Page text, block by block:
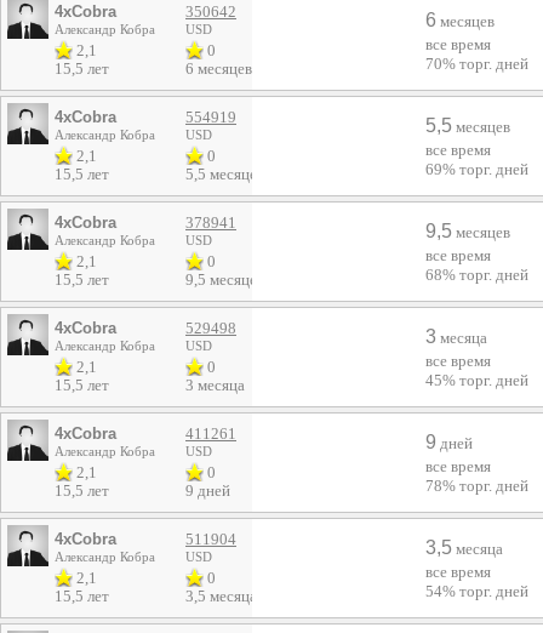
4xCobra
Александр Кобра
2,1
15,5 лет
350642
USD
0
6 месяцев
6 месяцев
все время
70% торг. дней
4xCobra
Александр Кобра
2,1
15,5 лет
554919
USD
0
5,5 месяцев
5,5 месяцев
все время
69% торг. дней
4xCobra
Александр Кобра
2,1
15,5 лет
378941
USD
0
9,5 месяцев
9,5 месяцев
все время
68% торг. дней
4xCobra
Александр Кобра
2,1
15,5 лет
529498
USD
0
3 месяца
3 месяца
все время
45% торг. дней
4xCobra
Александр Кобра
2,1
15,5 лет
411261
USD
0
9 дней
9 дней
все время
78% торг. дней
4xCobra
Александр Кобра
2,1
15,5 лет
511904
USD
0
3,5 месяца
3,5 месяца
все время
54% торг. дней